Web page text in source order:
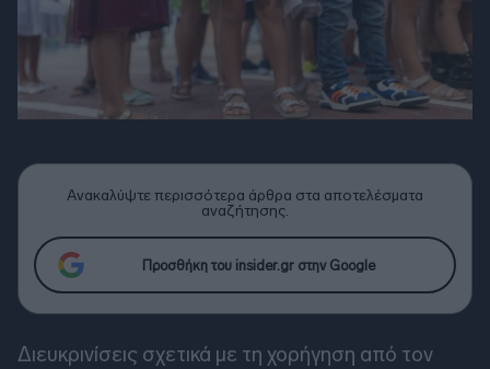
Ανακαλύψτε περισσότερα άρθρα στα αποτελέσματα
αναζήτησης.
Προσθήκη του insider.gr στην Google
Διευκρινίσεις σχετικά με τη χορήγηση από τον